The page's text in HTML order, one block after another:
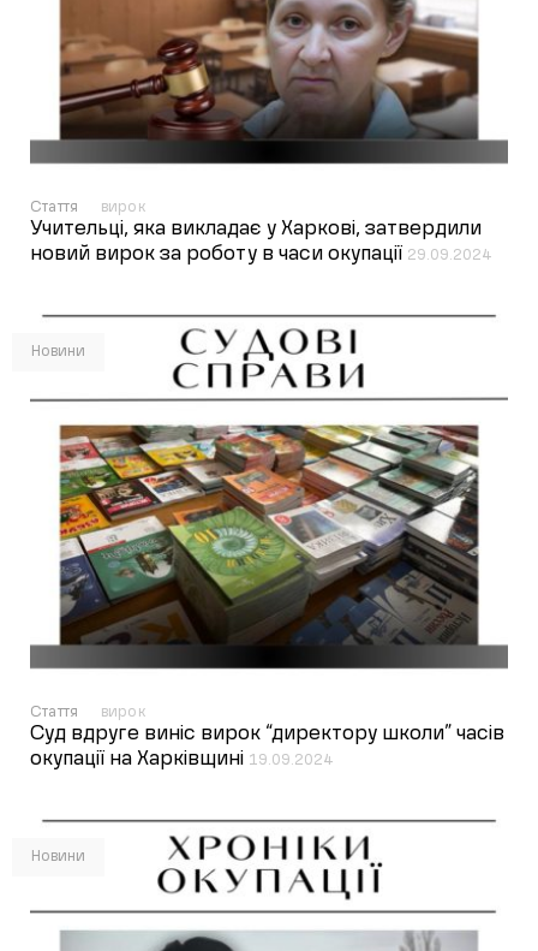
Стаття вирок
Учительці, яка викладає у Харкові, затвердили
новий вирок за роботу в часи окупації 29.09.2024
Новини
Стаття вирок
Суд вдруге виніс вирок “директору школи” часів
окупації на Харківщині 19.09.2024
Новини